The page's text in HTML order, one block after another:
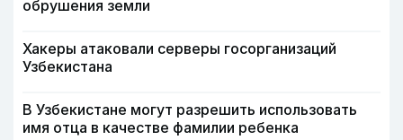
обрушения земли
Хакеры атаковали серверы госорганизаций
Узбекистана
В Узбекистане могут разрешить использовать
имя отца в качестве фамилии ребенка